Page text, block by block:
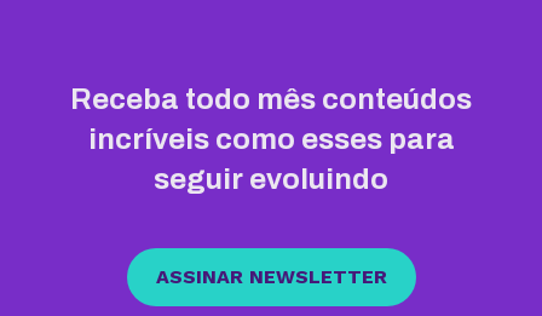
Receba todo mês conteúdos
incríveis como esses para
seguir evoluindo
ASSINAR NEWSLETTER